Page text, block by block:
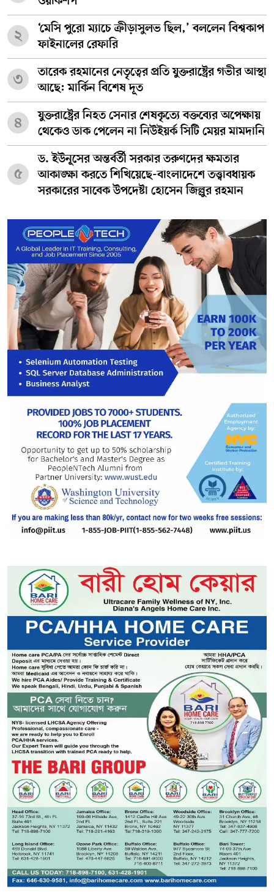
২
‘মেসি পুরো ম্যাচে ক্রীড়াসুলভ ছিল,’ বললেন বিশ্বকাপ
ফাইনালের রেফারি
৩
তারেক রহমানের নেতৃত্বের প্রতি যুক্তরাষ্ট্রের গভীর আস্থা
আছে: মার্কিন বিশেষ দূত
৪
যুক্তরাষ্ট্রের নিহত সেনার শেষকৃত্যে বক্তব্যের অপেক্ষায়
থেকেও ডাক পেলেন না নিউইয়র্ক সিটি মেয়র মামদানি
৫
ড. ইউনূসের অন্তর্বর্তী সরকার তরুণদের ক্ষমতার
আকাঙ্ক্ষা করতে শিখিয়েছে-বাংলাদেশে তত্ত্বাবধায়ক
সরকারের সাবেক উপদেষ্টা হোসেন জিল্লুর রহমান